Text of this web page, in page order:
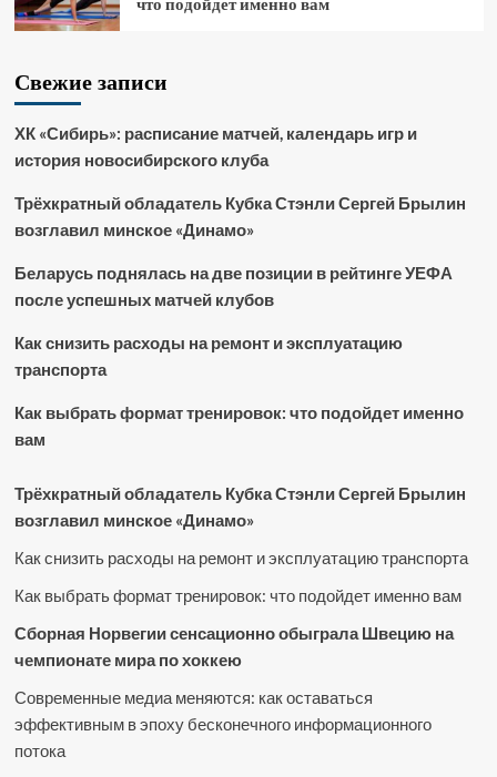
Свежие записи
ХК «Сибирь»: расписание матчей, календарь игр и
история новосибирского клуба
Трёхкратный обладатель Кубка Стэнли Сергей Брылин
возглавил минское «Динамо»
Беларусь поднялась на две позиции в рейтинге УЕФА
после успешных матчей клубов
Как снизить расходы на ремонт и эксплуатацию
транспорта
Как выбрать формат тренировок: что подойдет именно
вам
Трёхкратный обладатель Кубка Стэнли Сергей Брылин
возглавил минское «Динамо»
Как снизить расходы на ремонт и эксплуатацию транспорта
Как выбрать формат тренировок: что подойдет именно вам
Сборная Норвегии сенсационно обыграла Швецию на
чемпионате мира по хоккею
Современные медиа меняются: как оставаться
эффективным в эпоху бесконечного информационного
потока